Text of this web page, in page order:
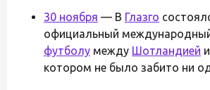
30 ноября — В Глазго
официальный
футболу между Шотландией и
котором не было забито ни